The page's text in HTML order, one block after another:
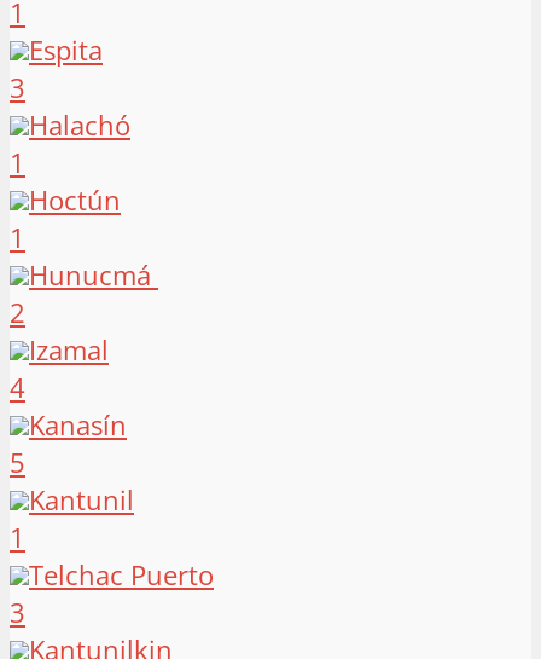
1
Espita
3
Halachó
1
Hoctún
1
Hunucmá
2
Izamal
4
Kanasín
5
Kantunil
1
Telchac Puerto
3
Kantunilkin